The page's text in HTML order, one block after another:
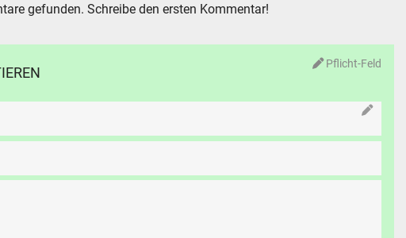
gefunden. Schreibe den ersten Kommentar!
Pflicht-Feld